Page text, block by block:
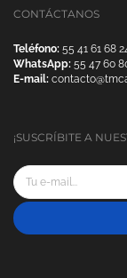
CONTÁCTANOS
Teléfono: 55 41 61 68
WhatsApp: 55 47 60
E-mail:
¡SUSCRÍBITE A